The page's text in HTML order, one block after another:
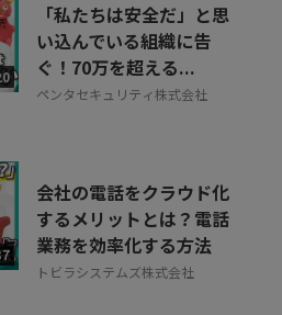
「私たちは安全だ」と思
い込んでいる組織に告
ぐ！70万を超える...
ペンタセキュリティ株式会社
会社の電話をクラウド化
するメリットとは？電話
業務を効率化する方法
トビラシステムズ株式会社